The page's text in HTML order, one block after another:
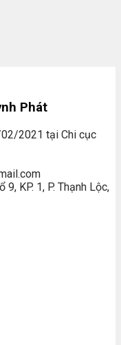
Phát
2021 tại Chi cục
KP. 1, P. Thạnh Lộc,